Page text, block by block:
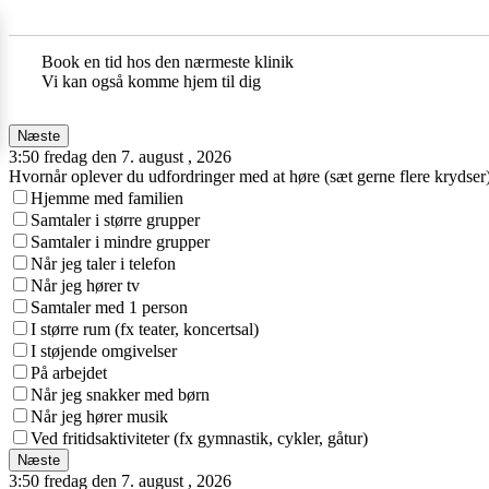
Book en tid hos den nærmeste klinik
Vi kan også komme hjem til dig
Næste
3:50 fredag den 7. august , 2026
Hvornår oplever du udfordringer med at høre (sæt gerne flere
Hjemme med familien
Samtaler i større grupper
Samtaler i mindre grupper
Når jeg taler i telefon
Når jeg hører tv
Samtaler med 1 person
I større rum (fx teater, koncertsal)
I støjende omgivelser
På arbejdet
Når jeg snakker med børn
Når jeg hører musik
Ved fritidsaktiviteter (fx gymnastik, cykler, gåtur)
Næste
3:50 fredag den 7. august , 2026